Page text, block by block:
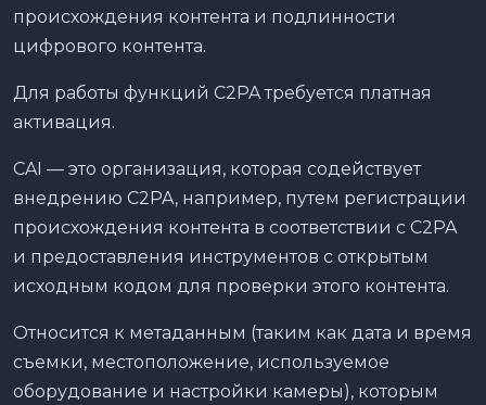
происхождения контента и подлинности
цифрового контента.
Для работы функций C2PA требуется платная
активация.
CAI — это организация, которая содействует
внедрению C2PA, например, путем регистрации
происхождения контента в соответствии с C2PA
и предоставления инструментов с открытым
исходным кодом для проверки этого контента.
Относится к метаданным (таким как дата и время
съемки, местоположение, используемое
оборудование и настройки камеры), которым